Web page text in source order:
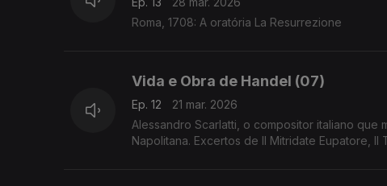
Roma, 1708: A oratória La Resurrezione
Vida e Obra de Handel (07)
Ep. 12
21 mar. 2026
Alessandro Scarlatti, o compositor italiano
Napolitana. Excertos de Il Mitridate Eupatore,